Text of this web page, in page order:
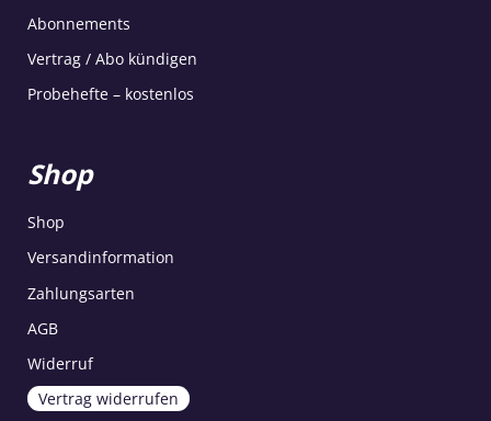
Abonnements
Vertrag / Abo kündigen
Probehefte – kostenlos
Shop
Shop
Versandinformation
Zahlungsarten
AGB
Widerruf
Vertrag widerrufen